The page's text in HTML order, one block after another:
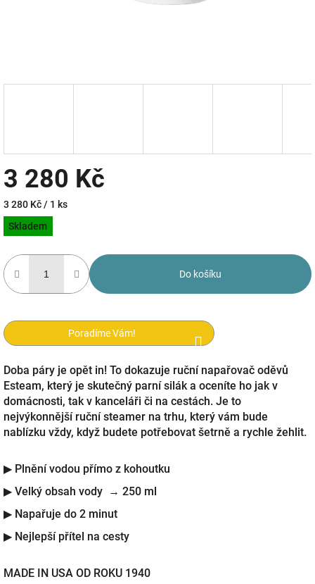
3 280 Kč
Měrná
cena:
3 280 Kč / 1 ks
Skladem
Do košíku
Poradíme Vám!
Doba páry je opět in! To dokazuje ruční napařovač oděvů
Esteam, který je skutečný parní silák a oceníte ho jak v
domácnosti, tak v kanceláři či na cestách. Je to
nejvýkonnější ruční steamer na trhu, který vám bude
nablízku vždy, když budete potřebovat šetrně a rychle žehlit.
▶ Plnění vodou přímo z kohoutku
▶ Velký obsah vody → 250 ml
▶ Napařuje do 2 minut
▶ Nejlepší přítel na cesty
MADE IN USA OD ROKU 1940